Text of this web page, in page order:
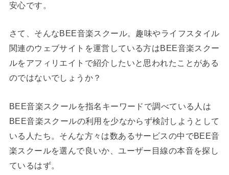
安心です。
さて、そんなBEE音楽スクール。趣味やライフスタイル
関連のウェブサイトを運営している方はBEE音楽スクー
ルをアフィリエイトで紹介したいと思われたことがある
のではないでしょうか？
BEE音楽スクールを指名キーワードで調べている人は
BEE音楽スクールの利用を少なからず検討しようとして
いる人たち。そんな方々は数あるサービスの中でBEE音
楽スクールを選んで良いか、ユーザー目線の本音を探し
ているはず。